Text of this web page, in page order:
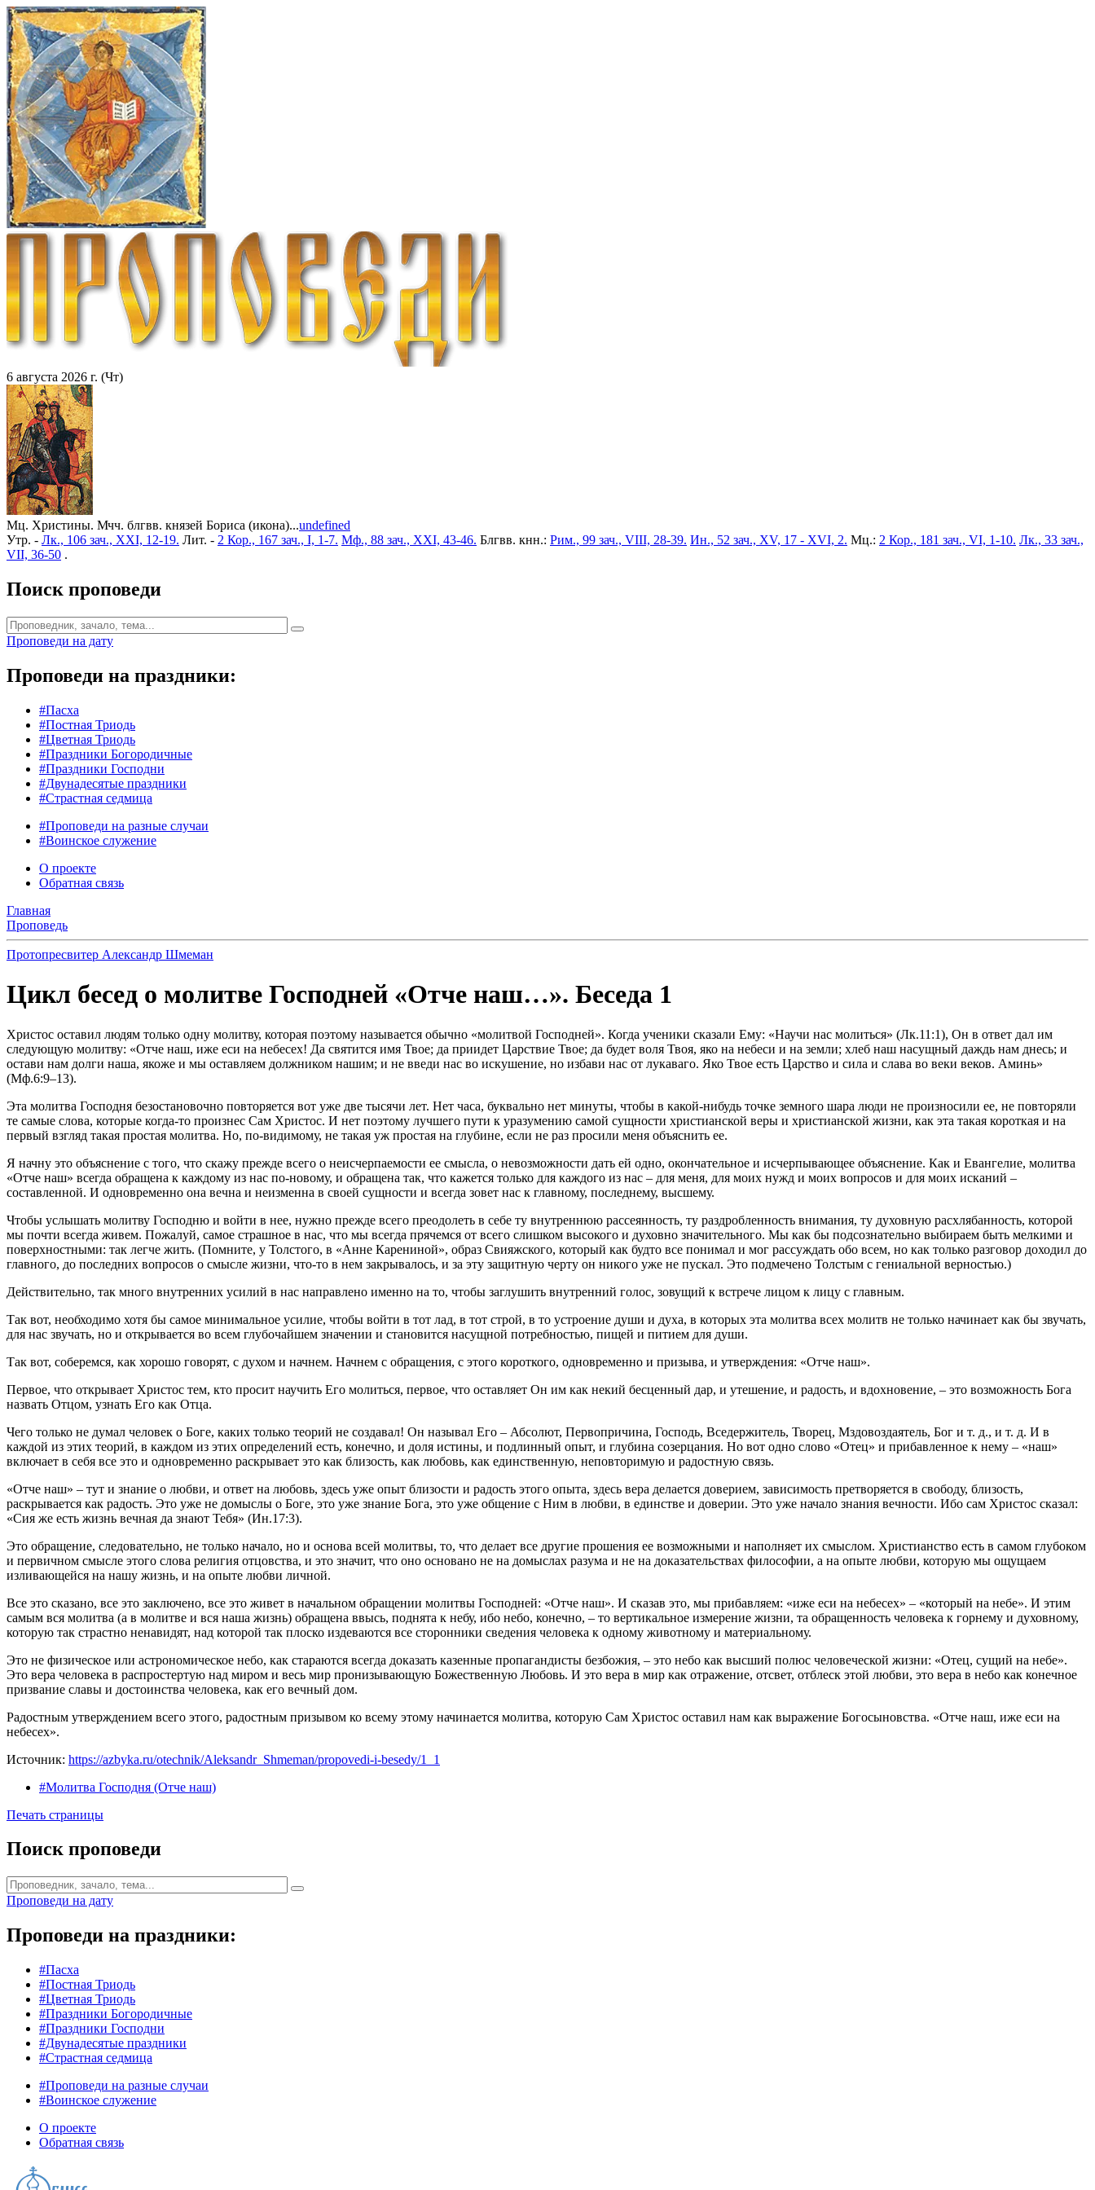
6 августа 2026 г. (Чт)
Мц. Христины. Мчч. блгвв. князей Бориса (икона)...undefined
Утр. - Лк., 106 зач., XXI, 12-19. Лит. - 2 Кор., 167 зач., I, 1-7. Мф., 88 зач., XXI, 43-46. Блгвв. кнн.: Рим., 99 зач., VIII, 28-39. Ин., 52 зач., XV, 17 - XVI, 2. Мц.: 2 Кор., 181 зач., VI, 1-10. Лк., 33 зач.,
VII, 36-50 .
Поиск проповеди
Проповеди на дату
Проповеди на праздники:
#Пасха
#Постная Триодь
#Цветная Триодь
#Праздники Богородичные
#Праздники Господни
#Двунадесятые праздники
#Страстная седмица
#Проповеди на разные случаи
#Воинское служение
О проекте
Обратная связь
Главная
Проповедь
Протопресвитер Александр Шмеман
Цикл бесед о молитве Господней «Отче наш…». Беседа 1
Христос оставил людям только одну молитву, которая поэтому называется обычно «молитвой Господней». Когда ученики сказали Ему: «Научи нас молиться» (Лк.11:1), Он в ответ дал им
следующую молитву: «Отче наш, иже еси на небесех! Да святится имя Твое; да приидет Царствие Твое; да будет воля Твоя, яко на небеси и на земли; хлеб наш насущный даждь нам днесь; и
остави нам долги наша, якоже и мы оставляем должником нашим; и не введи нас во искушение, но избави нас от лукаваго. Яко Твое есть Царство и сила и слава во веки веков. Аминь»
(Мф.6:9–13).
Эта молитва Господня безостановочно повторяется вот уже две тысячи лет. Нет часа, буквально нет минуты, чтобы в какой-нибудь точке земного шара люди не произносили ее, не повторяли
те самые слова, которые когда-то произнес Сам Христос. И нет поэтому лучшего пути к уразумению самой сущности христианской веры и христианской жизни, как эта такая короткая и на
первый взгляд такая простая молитва. Но, по-видимому, не такая уж простая на глубине, если не раз просили меня объяснить ее.
Я начну это объяснение с того, что скажу прежде всего о неисчерпаемости ее смысла, о невозможности дать ей одно, окончательное и исчерпывающее объяснение. Как и Евангелие, молитва
«Отче наш» всегда обращена к каждому из нас по-новому, и обращена так, что кажется только для каждого из нас – для меня, для моих нужд и моих вопросов и для моих исканий –
составленной. И одновременно она вечна и неизменна в своей сущности и всегда зовет нас к главному, последнему, высшему.
Чтобы услышать молитву Господню и войти в нее, нужно прежде всего преодолеть в себе ту внутреннюю рассеянность, ту раздробленность внимания, ту духовную расхлябанность, которой
мы почти всегда живем. Пожалуй, самое страшное в нас, что мы всегда прячемся от всего слишком высокого и духовно значительного. Мы как бы подсознательно выбираем быть мелкими и
поверхностными: так легче жить. (Помните, у Толстого, в «Анне Карениной», образ Свияжского, который как будто все понимал и мог рассуждать обо всем, но как только разговор доходил до
главного, до последних вопросов о смысле жизни, что-то в нем закрывалось, и за эту защитную черту он никого уже не пускал. Это подмечено Толстым с гениальной верностью.)
Действительно, так много внутренних усилий в нас направлено именно на то, чтобы заглушить внутренний голос, зовущий к встрече лицом к лицу с главным.
Так вот, необходимо хотя бы самое минимальное усилие, чтобы войти в тот лад, в тот строй, в то устроение души и духа, в которых эта молитва всех молитв не только начинает как бы звучать,
для нас звучать, но и открывается во всем глубочайшем значении и становится насущной потребностью, пищей и питием для души.
Так вот, соберемся, как хорошо говорят, с духом и начнем. Начнем с обращения, с этого короткого, одновременно и призыва, и утверждения: «Отче наш».
Первое, что открывает Христос тем, кто просит научить Его молиться, первое, что оставляет Он им как некий бесценный дар, и утешение, и радость, и вдохновение, – это возможность Бога
назвать Отцом, узнать Его как Отца.
Чего только не думал человек о Боге, каких только теорий не создавал! Он называл Его – Абсолют, Первопричина, Господь, Вседержитель, Творец, Мздовоздаятель, Бог и т. д., и т. д. И в
каждой из этих теорий, в каждом из этих определений есть, конечно, и доля истины, и подлинный опыт, и глубина созерцания. Но вот одно слово «Отец» и прибавленное к нему – «наш»
включает в себя все это и одновременно раскрывает это как близость, как любовь, как единственную, неповторимую и радостную связь.
«Отче наш» – тут и знание о любви, и ответ на любовь, здесь уже опыт близости и радость этого опыта, здесь вера делается доверием, зависимость претворяется в свободу, близость,
раскрывается как радость. Это уже не домыслы о Боге, это уже знание Бога, это уже общение с Ним в любви, в единстве и доверии. Это уже начало знания вечности. Ибо сам Христос сказал:
«Сия же есть жизнь вечная да знают Тебя» (Ин.17:3).
Это обращение, следовательно, не только начало, но и основа всей молитвы, то, что делает все другие прошения ее возможными и наполняет их смыслом. Христианство есть в самом глубоком
и первичном смысле этого слова религия отцовства, и это значит, что оно основано не на домыслах разума и не на доказательствах философии, а на опыте любви, которую мы ощущаем
изливающейся на нашу жизнь, и на опыте любви личной.
Все это сказано, все это заключено, все это живет в начальном обращении молитвы Господней: «Отче наш». И сказав это, мы прибавляем: «иже еси на небесех» – «который на небе». И этим
самым вся молитва (а в молитве и вся наша жизнь) обращена ввысь, поднята к небу, ибо небо, конечно, – то вертикальное измерение жизни, та обращенность человека к горнему и духовному,
которую так страстно ненавидят, над которой так плоско издеваются все сторонники сведения человека к одному животному и материальному.
Это не физическое или астрономическое небо, как стараются всегда доказать казенные пропагандисты безбожия, – это небо как высший полюс человеческой жизни: «Отец, сущий на небе».
Это вера человека в распростертую над миром и весь мир пронизывающую Божественную Любовь. И это вера в мир как отражение, отсвет, отблеск этой любви, это вера в небо как конечное
призвание славы и достоинства человека, как его вечный дом.
Радостным утверждением всего этого, радостным призывом ко всему этому начинается молитва, которую Сам Христос оставил нам как выражение Богосыновства. «Отче наш, иже еси на
небесех».
Источник: https://azbyka.ru/otechnik/Aleksandr_Shmeman/propovedi-i-besedy/1_1
#Молитва Господня (Отче наш)
Печать страницы
Поиск проповеди
Проповеди на дату
Проповеди на праздники:
#Пасха
#Постная Триодь
#Цветная Триодь
#Праздники Богородичные
#Праздники Господни
#Двунадесятые праздники
#Страстная седмица
#Проповеди на разные случаи
#Воинское служение
О проекте
Обратная связь